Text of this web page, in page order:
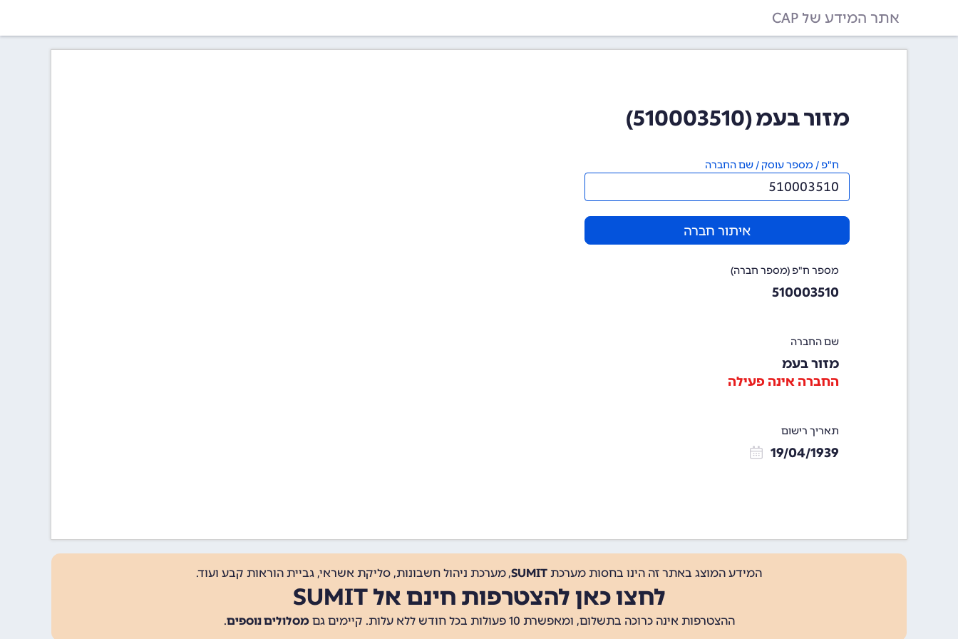
אתר המידע של CAP
מזור בעמ (510003510)
ח"פ / מספר עוסק / שם החברה
איתור חברה
מספר ח"פ (מספר חברה)
510003510
שם החברה
מזור בעמ
החברה אינה פעילה
תאריך רישום
19/04/1939
המידע המוצג באתר זה הינו בחסות מערכת SUMIT, מערכת ניהול חשבונות, סליקת אשראי, גביית הוראות קבע ועוד.
לחצו כאן להצטרפות חינם אל SUMIT
ההצטרפות אינה כרוכה בתשלום, ומאפשרת 10 פעולות בכל חודש ללא עלות. קיימים גם מסלולים נוספים.